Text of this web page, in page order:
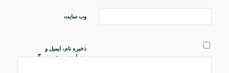
وب‌ سایت
ذخیره نام، ایمیل و
وبسایت من در مرورگر